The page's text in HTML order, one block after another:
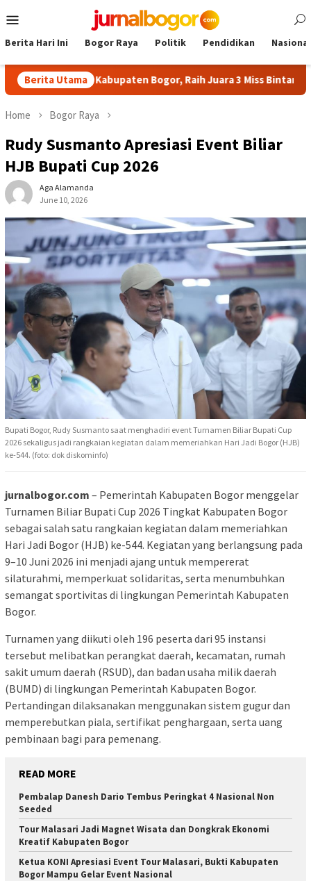
to
Menu
Berita Hari Ini Bogor Raya Politik Pendidikan Nasional
Berita Utama
Kabupaten Bogor, Raih Juara 3 Miss Bintang Indonesia
Home Bogor Raya
Rudy Susmanto Apresiasi Event Biliar
HJB Bupati Cup 2026
Aga Alamanda
June 10, 2026
Bupati Bogor, Rudy Susmanto saat menghadiri event Turnamen Biliar Bupati Cup
2026 sekaligus jadi rangkaian kegiatan dalam memeriahkan Hari Jadi Bogor (HJB)
ke-544. (foto: dok diskominfo)
jurnalbogor.com – Pemerintah Kabupaten Bogor menggelar
Turnamen Biliar Bupati Cup 2026 Tingkat Kabupaten Bogor
sebagai salah satu rangkaian kegiatan dalam memeriahkan
Hari Jadi Bogor (HJB) ke-544. Kegiatan yang berlangsung pada
9–10 Juni 2026 ini menjadi ajang untuk mempererat
silaturahmi, memperkuat solidaritas, serta menumbuhkan
semangat sportivitas di lingkungan Pemerintah Kabupaten
Bogor.
Turnamen yang diikuti oleh 196 peserta dari 95 instansi
tersebut melibatkan perangkat daerah, kecamatan, rumah
sakit umum daerah (RSUD), dan badan usaha milik daerah
(BUMD) di lingkungan Pemerintah Kabupaten Bogor.
Pertandingan dilaksanakan menggunakan sistem gugur dan
memperebutkan piala, sertifikat penghargaan, serta uang
pembinaan bagi para pemenang.
READ MORE
Pembalap Danesh Dario Tembus Peringkat 4 Nasional Non
Seeded
Tour Malasari Jadi Magnet Wisata dan Dongkrak Ekonomi
Kreatif Kabupaten Bogor
Ketua KONI Apresiasi Event Tour Malasari, Bukti Kabupaten
Bogor Mampu Gelar Event Nasional